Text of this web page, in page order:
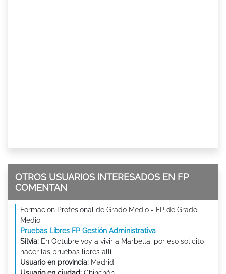
OTROS USUARIOS INTERESADOS EN FP
COMENTAN
Formación Profesional de Grado Medio - FP de Grado
Medio
Pruebas Libres FP Gestión Administrativa
Silvia: En Octubre voy a vivir a Marbella, por eso solicito
hacer las pruebas libres allí
Usuario en provincia: Madrid